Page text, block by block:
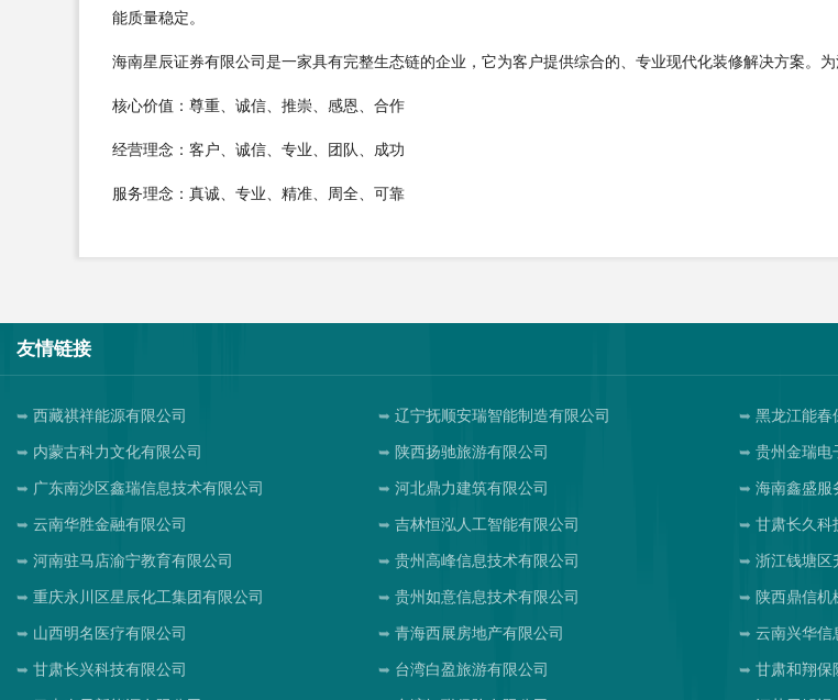
能质量稳定。
海南星辰证券有限公司是一家具有完整生态链的企业，它为客户提供综合的、专业现代化装修解决方案。
核心价值：尊重、诚信、推崇、感恩、合作
经营理念：客户、诚信、专业、团队、成功
服务理念：真诚、专业、精准、周全、可靠
友情链接
西藏祺祥能源有限公司 辽宁抚顺安瑞智能制造有限公司 黑龙江能春
内蒙古科力文化有限公司 陕西扬驰旅游有限公司 贵州金瑞电
广东南沙区鑫瑞信息技术有限公司 河北鼎力建筑有限公司 海南鑫盛服
云南华胜金融有限公司 吉林恒泓人工智能有限公司 甘肃长久科
河南驻马店渝宁教育有限公司 贵州高峰信息技术有限公司 浙江钱塘区
重庆永川区星辰化工集团有限公司 贵州如意信息技术有限公司 陕西鼎信机
山西明名医疗有限公司 青海西展房地产有限公司 云南兴华信
甘肃长兴科技有限公司 台湾白盈旅游有限公司 甘肃和翔保